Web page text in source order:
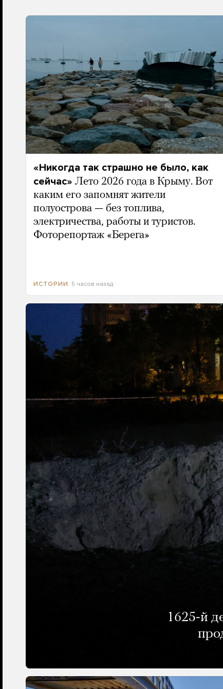
«Никогда так страшно не было, как
сейчас» Лето 2026 года в Крыму. Вот
каким его запомнят жители
полуострова — без топлива,
электричества, работы и туристов.
Фоторепортаж «Берега»
ИСТОРИИ 5 часов назад
1625-й